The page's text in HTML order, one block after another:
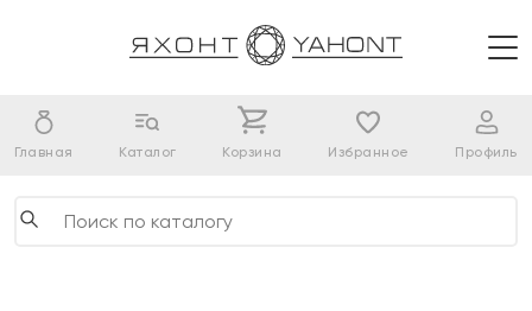
Главная Каталог Корзина Избранное Профиль